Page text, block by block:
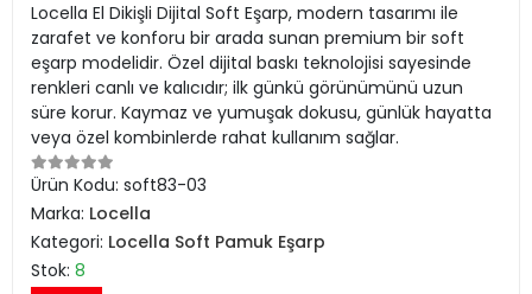
Locella El Dikişli Dijital Soft Eşarp, modern tasarımı ile
zarafet ve konforu bir arada sunan premium bir soft
eşarp modelidir. Özel dijital baskı teknolojisi sayesinde
renkleri canlı ve kalıcıdır; ilk günkü görünümünü uzun
süre korur. Kaymaz ve yumuşak dokusu, günlük hayatta
veya özel kombinlerde rahat kullanım sağlar.
Ürün Kodu: soft83-03
Marka: Locella
Kategori: Locella Soft Pamuk Eşarp
Stok: 8